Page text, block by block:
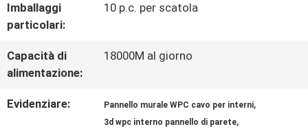
QUALITÀ
CONTATTICI
RICHIEDA
Imballaggi
particolari:
10 p.c. per scatola
Capacità di
alimentazione:
18000M al giorno
Evidenziare: Pannello murale WPC cavo per interni,
3d wpc interno pannello di parete,